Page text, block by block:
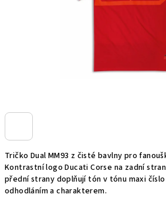
Tričko Dual MM93 z čisté bavlny pro
Kontrastní logo Ducati Corse na zadní
přední strany doplňují tón v tónu maxi
odhodláním a charakterem.